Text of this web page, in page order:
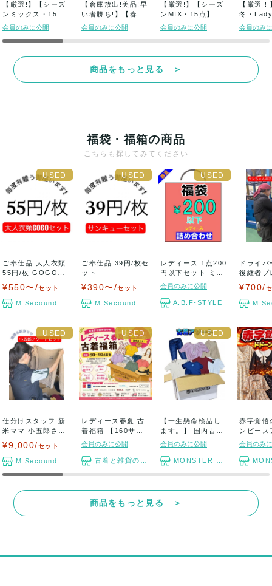
【厳選!】【シーズ
ンミックス・15
点】MUJI /...
会員のみに公開
【倉庫放出!美品!早
い者勝ち!】【春夏L
ady&#...
会員のみに公開
【厳選!】【シーズ
ンMIX・15点】人
気ゴルフブラ...
会員のみに公開
【厳選
冬・
セレク
会員のみ
商品をもっと見る ＞
福袋・福箱の商品
こちらも探してみてください
ご奉仕品 大人衣類
55円/枚 GOGOセ
¥550〜/セット
M.Secound
ご奉仕品 39円/枚セ
ット
¥390〜/セット
M.Secound
レディース 1点200
円以下セット ミセ
ス カジュ...
会員のみに公開
A.B.F-STYLE
ドライ
後継者プ
セ...
¥700/
仕分けスタッフ 新
米ママ 小五郎さん
¥9,000/セット
M.Secound
レディース春夏 古
着福箱 【160サイ
ズ段ボール】...
会員のみに公開
古着と雑貨のスタート
【一生懸命検品し
ます。】 国内古着
アソートセット ...
会員のみに公開
MONSTER TYM
赤字覚悟
ンピース
セット
会員のみ
商品をもっと見る ＞